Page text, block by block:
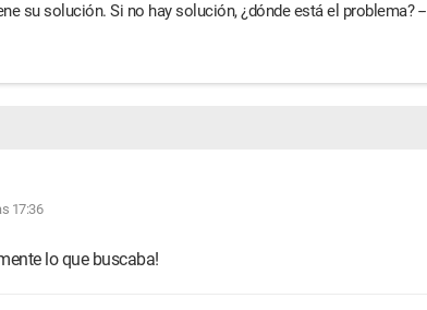
su solución. Si no hay solución, ¿dónde está el problema? --
17:36
lo que buscaba!